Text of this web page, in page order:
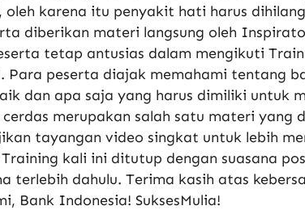
karena itu penyakit hati harus
diberikan materi langsung oleh
tetap antusias dalam mengikuti
Para peserta diajak memahami tentang
dan apa saja yang harus dimiliki untuk
merupakan salah satu materi yang
tayangan video singkat untuk lebih
kali ini ditutup dengan suasana
terlebih dahulu. Terima kasih atas
Bank Indonesia! SuksesMulia!